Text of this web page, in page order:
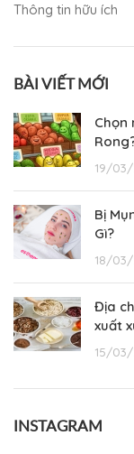
Thông tin hữu ích
BÀI VIẾT MỚI
Chọn
19/
Bị
Gì?
18/
Địa
xuất
15/
INSTAGRAM